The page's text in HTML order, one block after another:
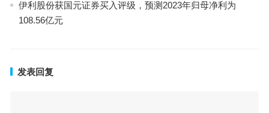
伊利股份获国元证券买入评级，预测2023年归母净利为
108.56亿元
发表回复